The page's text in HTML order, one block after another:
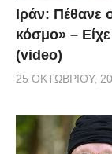
Ιράν: Πέθανε
κόσμο» –
(video)
25 ΟΚΤΩΒΡΊΟΥ,